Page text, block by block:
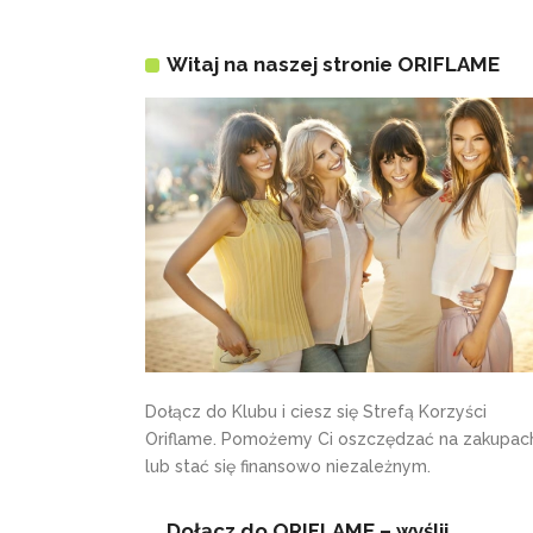
Witaj na naszej stronie ORIFLAME
Dołącz do Klubu i ciesz się Strefą Korzyści
Oriflame. Pomożemy Ci oszczędzać na
lub stać się finansowo niezależnym.